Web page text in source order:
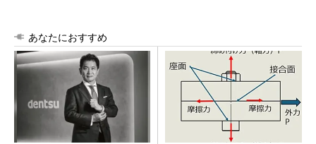
あなたにおすすめ